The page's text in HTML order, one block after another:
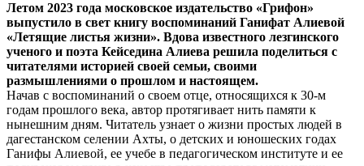
Летом 2023 года московское издательство «Грифон»
выпустило в свет книгу воспоминаний Ганифат Алиевой
«Летящие листья жизни». Вдова известного лезгинского
ученого и поэта Кейседина Алиева решила поделиться с
читателями историей своей семьи, своими
размышлениями о прошлом и настоящем.
Начав с воспоминаний о своем отце, относящихся к 30-м
годам прошлого века, автор протягивает нить памяти к
нынешним дням. Читатель узнает о жизни простых людей в
дагестанском селении Ахты, о детских и юношеских годах
Ганифы Алиевой, ее учебе в педагогическом институте и ее